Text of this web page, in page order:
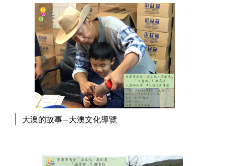
大澳的故事—大澳文化導覽